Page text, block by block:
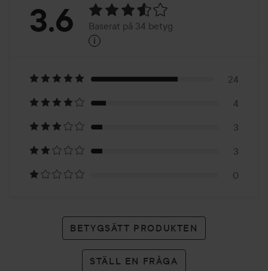
Betyg:
Baserat
på
34
betyg
3.6 Baserat på 34 betyg
i
24
4
3
3
0
BETYGSÄTT PRODUKTEN
STÄLL EN FRÅGA